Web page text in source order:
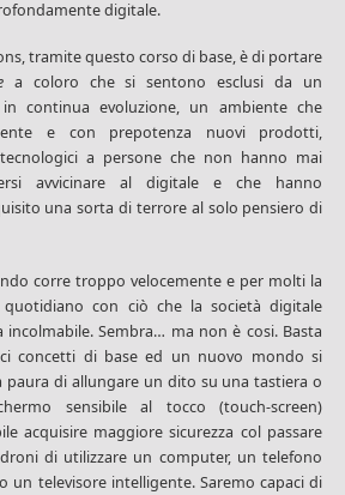
digitale.
tramite questo corso di base, è di portare
a coloro che si sentono esclusi da un
continua evoluzione, un ambiente che
e con prepotenza nuovi prodotti,
a persone che non hanno mai
avvicinare al digitale e che hanno
una sorta di terrore al solo pensiero di
corre troppo velocemente e per molti la
con ciò che la società digitale
incolmabile. Sembra… ma non è cosi. Basta
concetti di base ed un nuovo mondo si
paura di allungare un dito su una tastiera o
sensibile al tocco (touch-screen)
acquisire maggiore sicurezza col passare
di utilizzare un computer, un telefono
un televisore intelligente. Saremo capaci di